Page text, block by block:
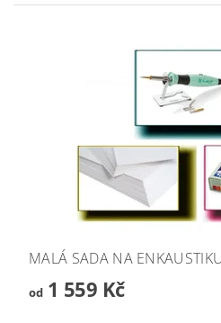
MALÁ SADA NA
od1 559 Kč